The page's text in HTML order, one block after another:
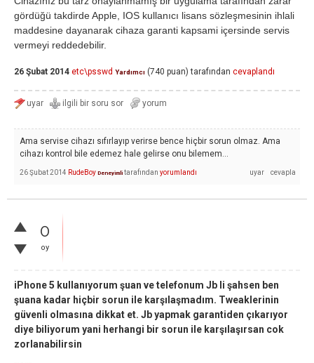
gördüğü takdirde Apple, IOS kullanıcı lisans sözleşmesinin ihlali
maddesine dayanarak cihaza garanti kapsami içersinde servis
vermeyi reddedebilir.
26 Şubat 2014 etc\psswd Yardımcı (740 puan) tarafından cevaplandı
Ama servise cihazı sıfırlayıp verirse bence hiçbir sorun olmaz. Ama
cihazı kontrol bile edemez hale gelirse onu bilemem...
26 Şubat 2014 RudeBoy Deneyimli tarafından yorumlandı
0
oy
iPhone 5 kullanıyorum şuan ve telefonum Jb li şahsen ben
şuana kadar hiçbir sorun ile karşılaşmadım. Tweaklerinin
güvenli olmasına dikkat et. Jb yapmak garantiden çıkarıyor
diye biliyorum yani herhangi bir sorun ile karşılaşırsan cok
zorlanabilirsin